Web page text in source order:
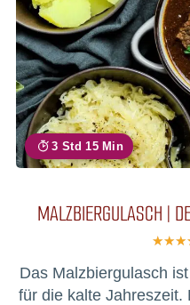
3 Std 15 Min
MALZBIERGULASCH |
Das Malzbiergulasch
für die kalte Jahreszeit.